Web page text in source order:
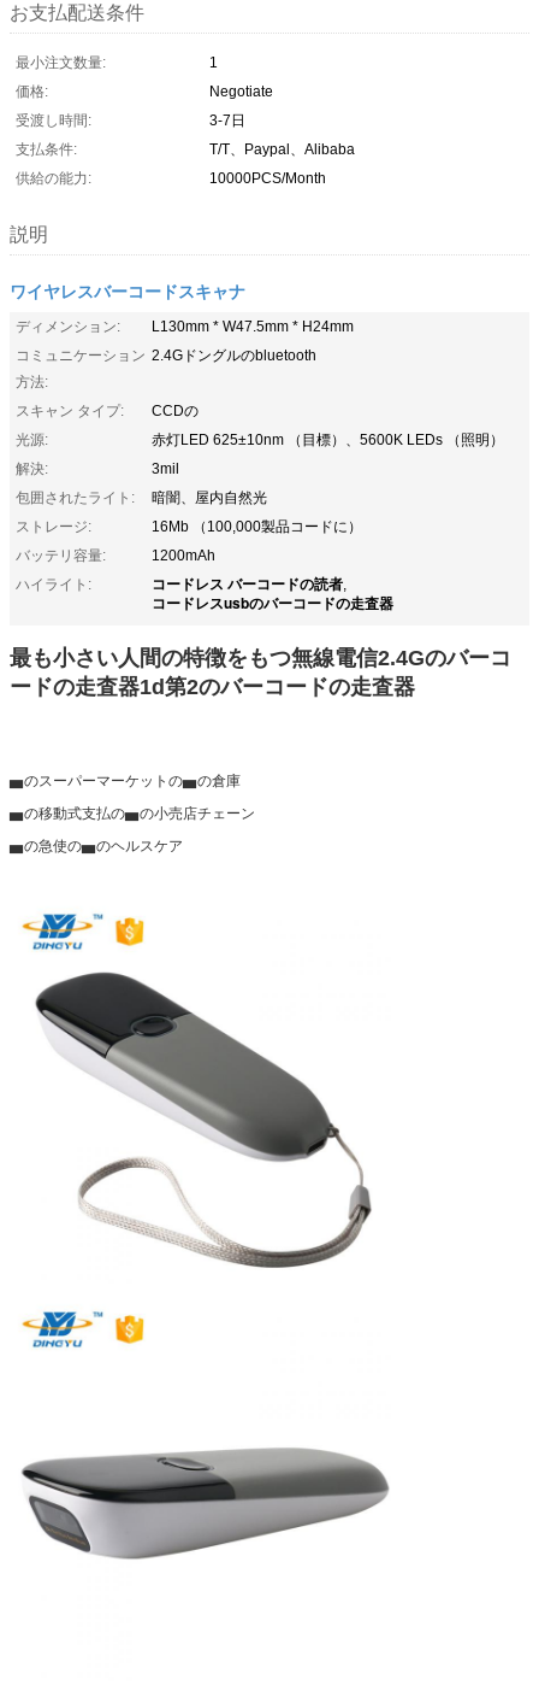
お支払配送条件
最小注文数量:
1
価格:
Negotiate
受渡し時間:
3-7日
支払条件:
T/T、Paypal、Alibaba
供給の能力:
10000PCS/Month
説明
ワイヤレスバーコードスキャナ
ディメンション:
L130mm * W47.5mm * H24mm
コミュニケーション
方法:
2.4Gドングルのbluetooth
スキャン タイプ:
CCDの
光源:
赤灯LED 625±10nm （目標）、5600K LEDs （照明）
解決:
3mil
包囲されたライト:
暗闇、屋内自然光
ストレージ:
16Mb （100,000製品コードに）
バッテリ容量:
1200mAh
ハイライト:
コードレス バーコードの読者,
コードレスusbのバーコードの走査器
最も小さい人間の特徴をもつ無線電信2.4Gのバーコ
ードの走査器1d第2のバーコードの走査器
▅のスーパーマーケットの▅の倉庫
▅の移動式支払の▅の小売店チェーン
▅の急使の▅のヘルスケア